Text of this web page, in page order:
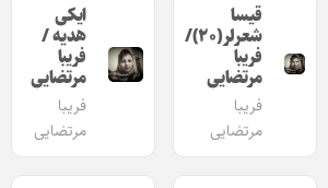
قیسا
شعرلر(۲۰)/
فریبا
مرتضایی
فریبا
مرتضایی
ایکی
هدیه /
فریبا
مرتضایی
فریبا
مرتضایی